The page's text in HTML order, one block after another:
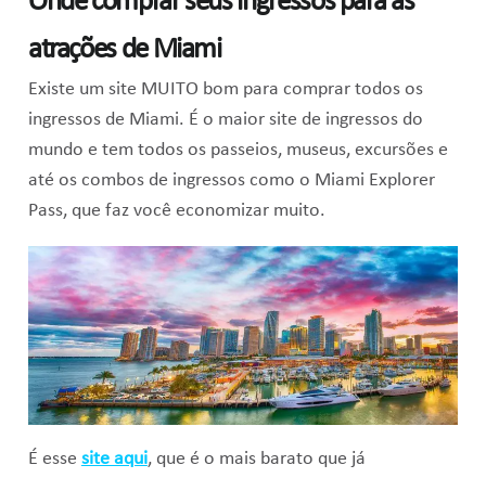
atrações de Miami
Existe um site MUITO bom para comprar todos os
ingressos de Miami. É o maior site de ingressos do
mundo e tem todos os passeios, museus, excursões e
até os combos de ingressos como o Miami Explorer
Pass, que faz você economizar muito.
É esse site aqui, que é o mais barato que já